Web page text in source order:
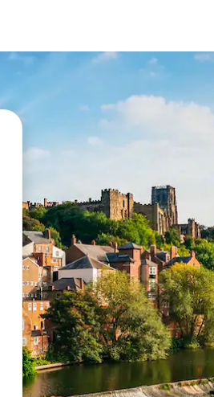
るか、画面をタッチまたはスワイプし